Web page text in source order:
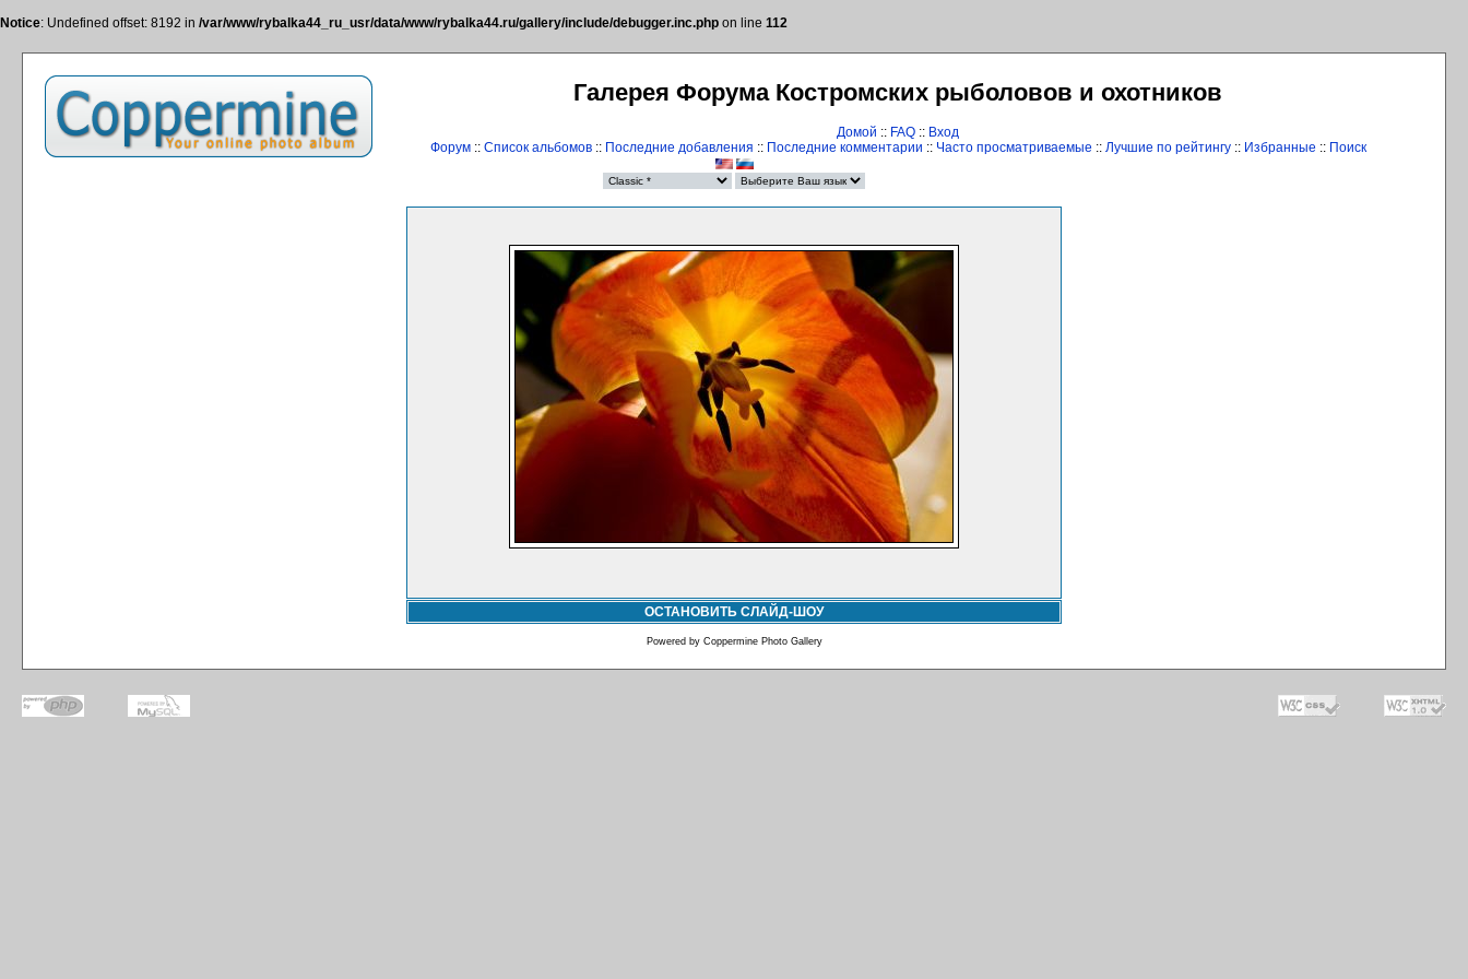
Notice: Undefined offset: 8192 in /var/www/rybalka44_ru_usr/data/www/rybalka44.ru/gallery/include/debugger.inc.php on line 112
Галерея Форума Костромских рыболовов и охотников
Домой :: FAQ :: Вход
Форум:: Список альбомов:: Последние добавления :: Последние комментарии :: Часто просматриваемые :: Лучшие по рейтингу:: Избранные :: Поиск
ОСТАНОВИТЬ СЛАЙД-ШОУ
Powered by Coppermine Photo Gallery